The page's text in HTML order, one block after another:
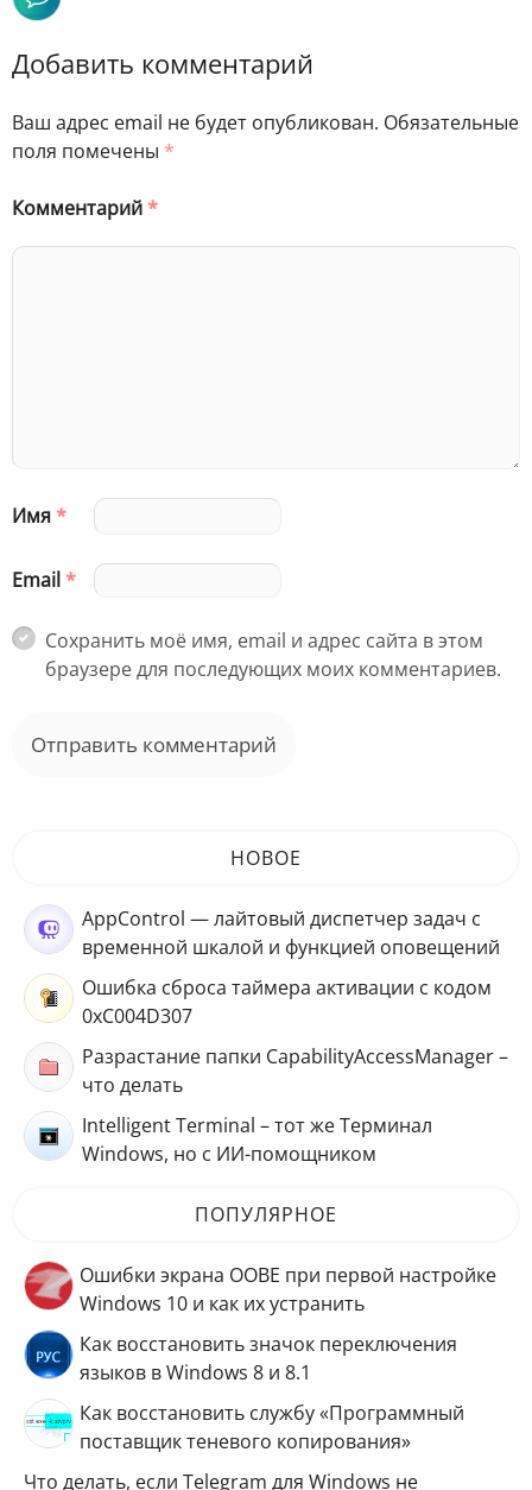
Добавить комментарий
Ваш адрес email не будет опубликован. Обязательные
поля помечены *
Комментарий*
Имя*
Email*
Сохранить моё имя, email и адрес сайта в этом
браузере для последующих моих комментариев.
НОВОЕ
AppControl — лайтовый диспетчер задач с
временной шкалой и функцией оповещений
Ошибка сброса таймера активации с кодом
0xC004D307
Разрастание папки CapabilityAccessManager –
что делать
Intelligent Terminal – тот же Терминал
Windows, но с ИИ-помощником
ПОПУЛЯРНОЕ
Ошибки экрана OOBE при первой настройке
Windows 10 и как их устранить
Как восстановить значок переключения
языков в Windows 8 и 8.1
Как восстановить службу «Программный
поставщик теневого копирования»
Что делать, если Telegram для Windows не